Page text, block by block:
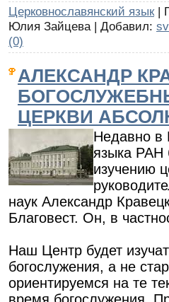
Церковнославянский язык|
Юлия Зайцева | Добавил:
(0)
АЛЕКСАНДР
ЦЕРКВИ
Недавно в
языка РАН
изучению
наук Александр
Благовест. Он, в
Наш Центр будет
богослужения, а не
ориентируемся на те